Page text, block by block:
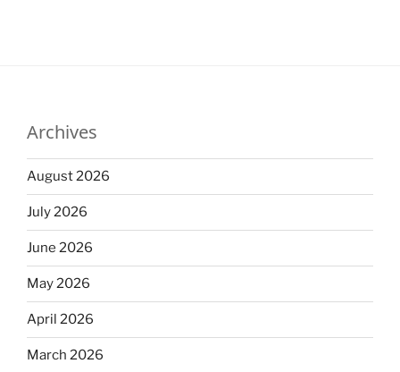
Archives
August 2026
July 2026
June 2026
May 2026
April 2026
March 2026